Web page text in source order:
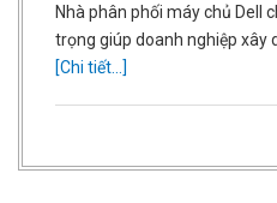
Nhà phân phối máy chủ Dell
trọng giúp doanh nghiệp xây
[Chi tiết...]